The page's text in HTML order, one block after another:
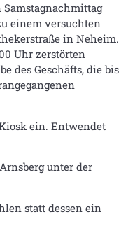
einem versuchten
in Neheim.
Uhr zerstörten
des Geschäfts, die bis
ein. Entwendet
unter der
statt dessen ein